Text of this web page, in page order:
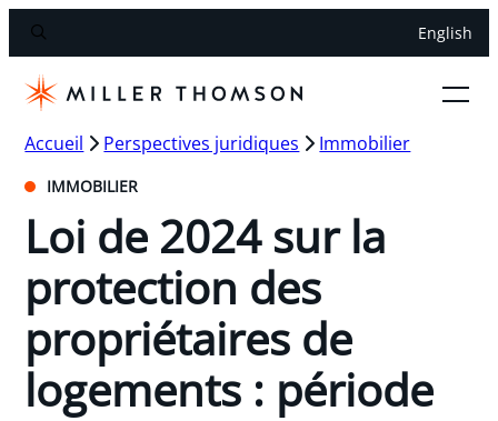
English
Accueil Perspectives juridiques Immobilier
IMMOBILIER
Loi de 2024 sur la
protection des
propriétaires de
logements : période